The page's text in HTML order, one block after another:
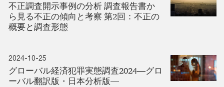
不正調査開示事例の分析 調査報告書か
ら見る不正の傾向と考察 第2回：不正の
概要と調査形態
2024-10-25
グローバル経済犯罪実態調査2024―グロ
ーバル翻訳版・日本分析版―